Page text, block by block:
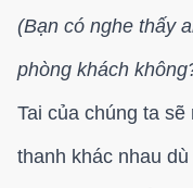
(Bạn có nghe thấy
phòng khách
Tai của chúng ta sẽ
thanh khác nhau